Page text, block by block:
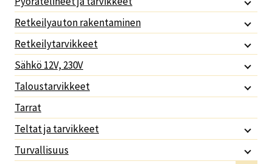
Retkeilyauton rakentaminen
Retkeilytarvikkeet
Sähkö 12V, 230V
Taloustarvikkeet
Tarrat
Teltat ja tarvikkeet
Turvallisuus